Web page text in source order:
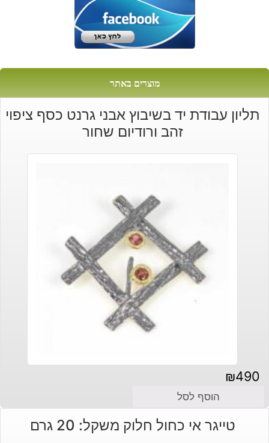
מוצרים באתר
תליון עבודת יד בשיבוץ אבני גרנט כסף ציפוי
זהב ורודיום שחור
₪490
הוסף לסל
טייגר אי כחול חלוק משקל: 20 גרם